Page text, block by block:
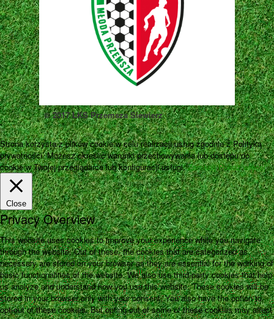
© 2017 LKS Przemsza Siewierz
Strona korzysta z plików cookie w celu realizacji usług zgodnie z Polityką
prywatności. Możesz określić warunki przechowywania lub dostępu do
cookie w Twojej przeglądarce lub konfiguracji usługi.Zamknij Pokaż więcej
Close
Privacy Overview
This website uses cookies to improve your experience while you navigate
through the website. Out of these, the cookies that are categorized as
necessary are stored on your browser as they are essential for the working of
basic functionalities of the website. We also use third-party cookies that help
us analyze and understand how you use this website. These cookies will be
stored in your browser only with your consent. You also have the option to
opt-out of these cookies. But opting out of some of these cookies may affect